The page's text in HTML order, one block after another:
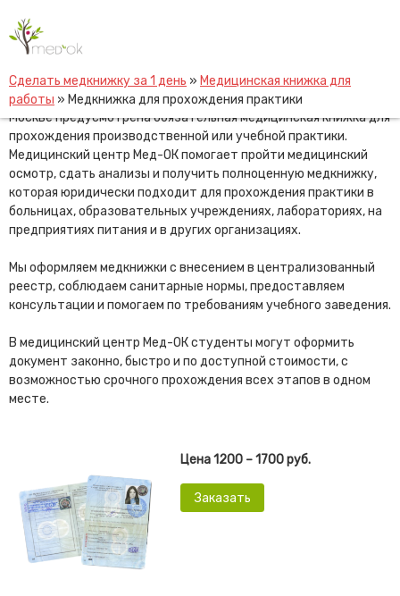
content
Сделать медкнижку за 1 день » Медицинская книжка для
работы » Медкнижка для прохождения практики
Медкнижка для прохождения
практики
Для студентов, учащихся колледжей и медицинских вузов в
Москве предусмотрена обязательная медицинская книжка для
прохождения производственной или учебной практики.
Медицинский центр Мед-ОК помогает пройти медицинский
осмотр, сдать анализы и получить полноценную медкнижку,
которая юридически подходит для прохождения практики в
больницах, образовательных учреждениях, лабораториях, на
предприятиях питания и в других организациях.
Мы оформляем медкнижки с внесением в централизованный
реестр, соблюдаем санитарные нормы, предоставляем
консультации и помогаем по требованиям учебного заведения.
В медицинский центр Мед-ОК студенты могут оформить
документ законно, быстро и по доступной стоимости, с
возможностью срочного прохождения всех этапов в одном
месте.
Цена 1200 – 1700 руб.
Заказать